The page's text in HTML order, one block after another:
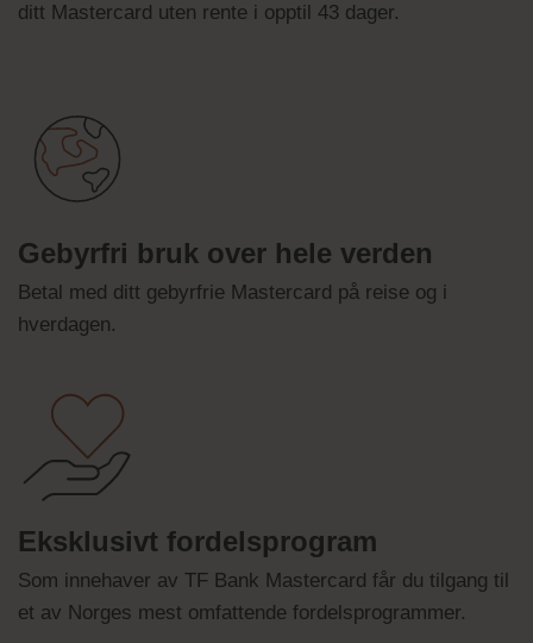
ditt Mastercard uten rente i opptil 43 dager.
Gebyrfri bruk over hele verden
Betal med ditt gebyrfrie Mastercard på reise og i
hverdagen.
Eksklusivt fordelsprogram
Som innehaver av TF Bank Mastercard får du tilgang til
et av Norges mest omfattende fordelsprogrammer.